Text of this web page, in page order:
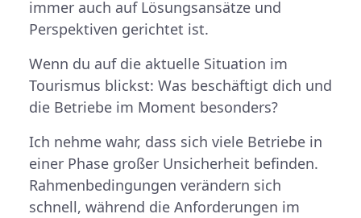
immer auch auf Lösungsansätze und
Perspektiven gerichtet ist.
Wenn du auf die aktuelle Situation im
Tourismus blickst: Was beschäftigt dich und
die Betriebe im Moment besonders?
Ich nehme wahr, dass sich viele Betriebe in
einer Phase großer Unsicherheit befinden.
Rahmenbedingungen verändern sich
schnell, während die Anforderungen im